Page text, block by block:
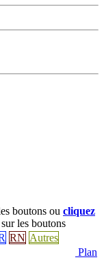
boutons ou cliquez
les boutons
RN Autres
Plan